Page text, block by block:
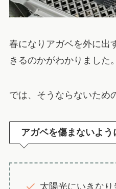
春になりアガベを外に出
きるのかがわかりました。
では、そうならないため
アガベを傷まないよ
太陽光にいきな